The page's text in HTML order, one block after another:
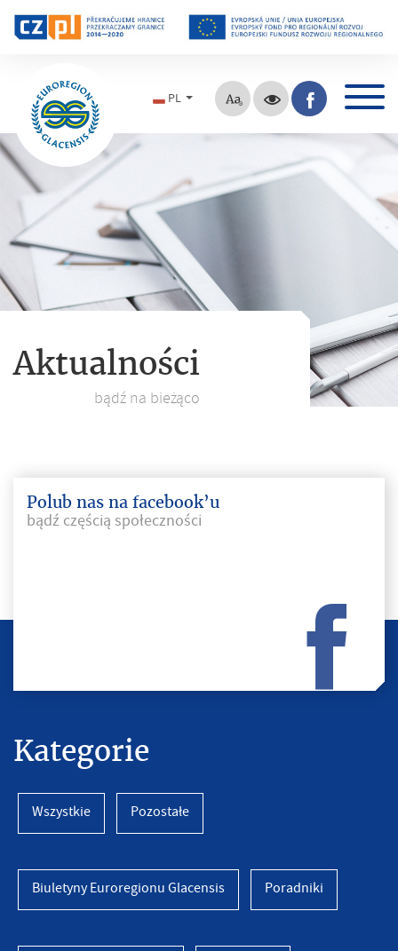
PL
Aktualności
bądź na bieżąco
Polub nas na facebook’u
bądź częścią społeczności
Kategorie
Wszystkie Pozostałe
Biuletyny Euroregionu Glacensis Poradniki